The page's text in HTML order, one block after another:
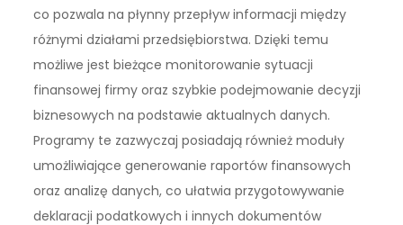
co pozwala na płynny przepływ informacji między
różnymi działami przedsiębiorstwa. Dzięki temu
możliwe jest bieżące monitorowanie sytuacji
finansowej firmy oraz szybkie podejmowanie decyzji
biznesowych na podstawie aktualnych danych.
Programy te zazwyczaj posiadają również moduły
umożliwiające generowanie raportów finansowych
oraz analizę danych, co ułatwia przygotowywanie
deklaracji podatkowych i innych dokumentów